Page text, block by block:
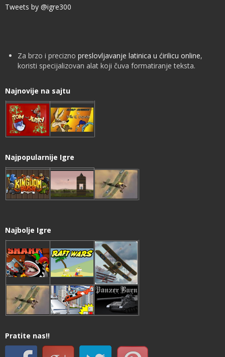
Tweets by @igre300
Za brzo i precizno preslovljavanje latinica u ćirilicu online,
koristi specijalizovan alat koji čuva formatiranje teksta.
Najnovije na sajtu
Najpopularnije Igre
Najbolje Igre
Pratite nas!!